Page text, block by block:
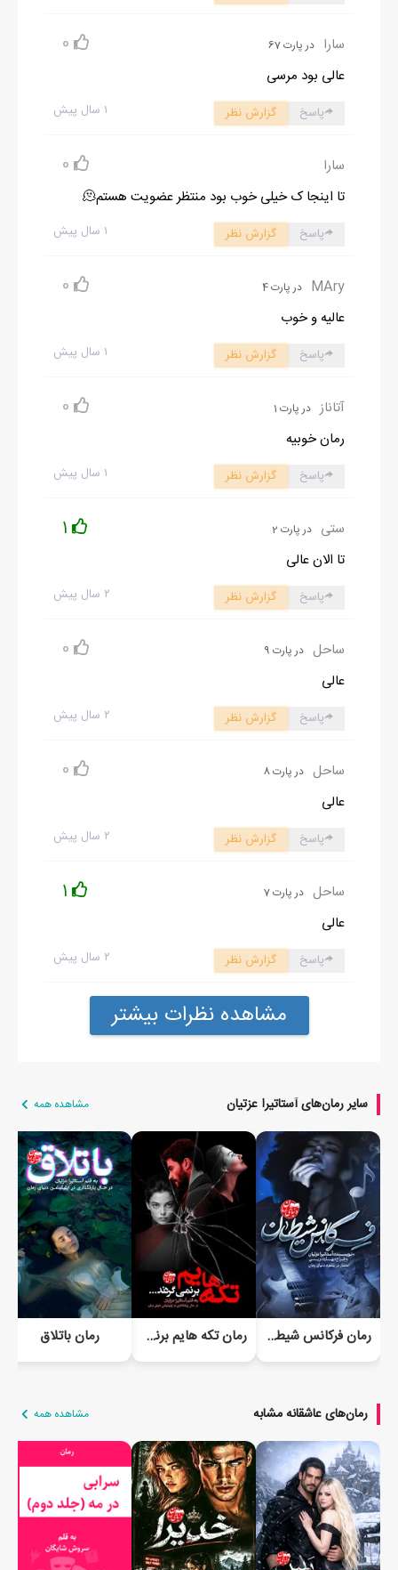
رو پهن کردم و وسایل رو توش چیدم.
بشقاب خودمو به دست گرفتم و حین عقب گرد کردن گفتم:
- بیا ناهار!
از جلوی تلویزیون کوچیکمون بلند شد و با پیرهنش عرق صورت و
گردنش و خشک کرد و نشست سره سفره!
باید مطمئن می‌شدم کاره دیگه‌ای نداره چون یه ذره شعور این بشر
نداشت و توی خواب هم اگه بودی بیدارت می‌کرد و خرده فرمایش
سارا در پارت 67 0
عالی بود مرسی
۱ سال پیش پاسخ گزارش نظر
سارا 0
تا اینجا ک خیلی خوب بود منتظر عضویت هستم🫠
۱ سال پیش پاسخ گزارش نظر
MAry در پارت 4 0
عالیه و خوب
۱ سال پیش پاسخ گزارش نظر
آتاناز در پارت 1 0
رمان خوبیه
۱ سال پیش پاسخ گزارش نظر
ستی در پارت 2 1
تا الان عالی
۲ سال پیش پاسخ گزارش نظر
ساحل در پارت 9 0
عالی
۲ سال پیش پاسخ گزارش نظر
ساحل در پارت 8 0
عالی
۲ سال پیش پاسخ گزارش نظر
ساحل در پارت 7 1
عالی
۲ سال پیش پاسخ گزارش نظر
مشاهده نظرات بیشتر
سایر رمان‌های آستاتیرا عزتیان مشاهده همه
رمان فرکانس شیطان رمان تکه هایم برنمی گردند... رمان باتلاق
رمان‌های عاشقانه مشابه مشاهده همه